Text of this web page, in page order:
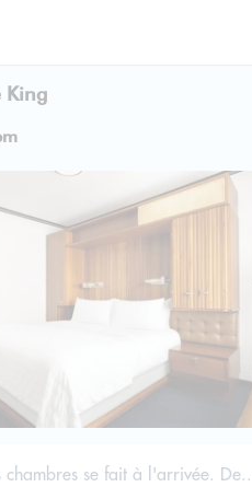
King
chambres se fait à l'arrivée.